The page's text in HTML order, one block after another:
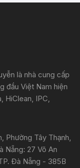
là nhà cung cấp
đầu Việt Nam hiện
HiClean, IPC,
Phường Tây Thạnh,
Nẵng: 27 Võ An
Đà Nẵng - 385B